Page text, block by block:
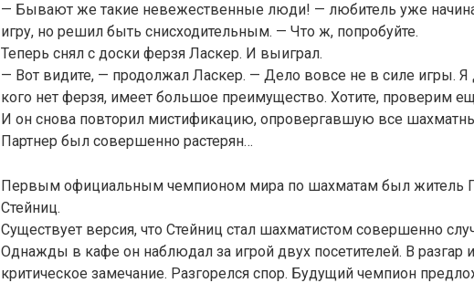
— Бывают же такие невежественные люди! — любитель уже
игру, но решил быть снисходительным. — Что ж, попробуйте.
Теперь снял с доски ферзя Ласкер. И выиграл.
— Вот видите, — продолжал Ласкер. — Дело вовсе не в силе игры. Я
кого нет ферзя, имеет большое преимущество. Хотите, проверим
И он снова повторил мистификацию, опровергавшую все
Партнер был совершенно растерян…
Первым официальным чемпионом мира по шахматам был житель
Стейниц.
Существует версия, что Стейниц стал шахматистом совершенно
Однажды в кафе он наблюдал за игрой двух посетителей. В разгар
критическое замечание. Разгорелся спор. Будущий чемпион